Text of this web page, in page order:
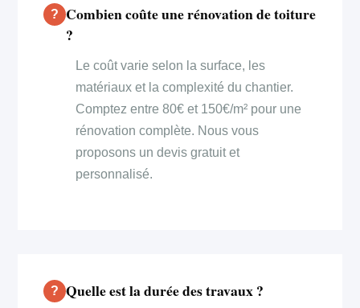
Combien coûte une rénovation de toiture
?
Le coût varie selon la surface, les
matériaux et la complexité du chantier.
Comptez entre 80€ et 150€/m² pour une
rénovation complète. Nous vous
proposons un devis gratuit et
personnalisé.
Quelle est la durée des travaux ?